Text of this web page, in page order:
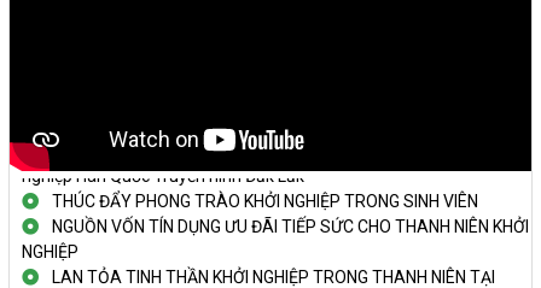
Doanh nghiệp tp Buôn Ma Thuột tăng cường kết nối với doanh
nghiệp Hàn Quốc Truyền hình Đắk Lắk
THÚC ĐẨY PHONG TRÀO KHỞI NGHIỆP TRONG SINH VIÊN
NGUỒN VỐN TÍN DỤNG ƯU ĐÃI TIẾP SỨC CHO THANH NIÊN KHỞI
NGHIỆP
LAN TỎA TINH THẦN KHỞI NGHIỆP TRONG THANH NIÊN TẠI